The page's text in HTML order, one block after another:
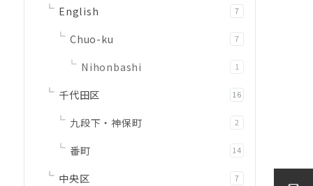
English 7
Chuo-ku 7
Nihonbashi 1
千代田区 16
九段下・神保町 2
番町 14
中央区 7